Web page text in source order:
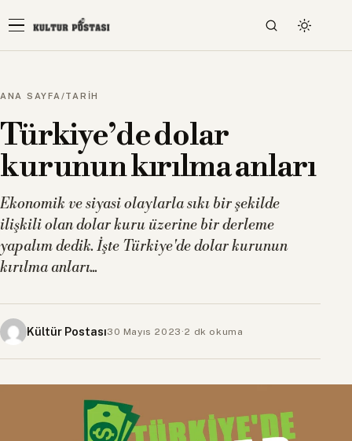
ANA SAYFA /TARİH
Türkiye’de dolar
kurunun kırılma anları
Ekonomik ve siyasi olaylarla sıkı bir şekilde
ilişkili olan dolar kuru üzerine bir derleme
yapalım dedik. İşte Türkiye'de dolar kurunun
kırılma anları...
Kültür Postası30 Mayıs 2023 ·2 dk okuma